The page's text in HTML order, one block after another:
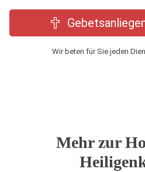
Wir beten für Sie jeden
Mehr zur